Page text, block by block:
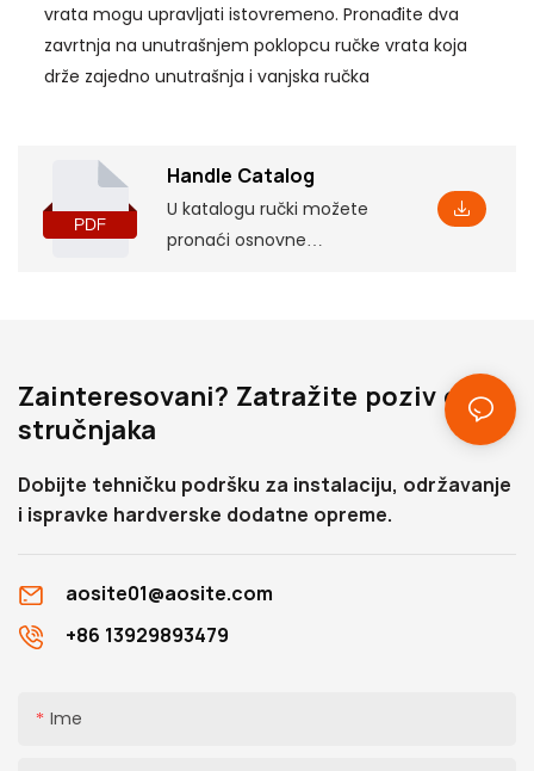
vrata mogu upravljati istovremeno. Pronađite dva
zavrtnja na unutrašnjem poklopcu ručke vrata koja
drže zajedno unutrašnja i vanjska ručka
Handle Catalog
U katalogu ručki možete
pronaći osnovne
ugradnje, koje će vam
Zainteresovani? Zatražite poziv od
stručnjaka
Dobijte tehničku podršku za instalaciju, održavanje
i ispravke hardverske dodatne opreme.
aosite01@aosite.com
+86 13929893479
Ime